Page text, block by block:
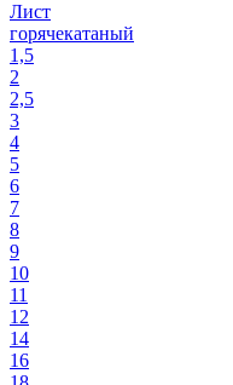
Лист
горячекатаный
1,5
2
2,5
3
4
5
6
7
8
9
10
11
12
14
16